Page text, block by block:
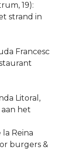
19):
strand in
Francesc
Litoral,
aan het
Reina
burgers &